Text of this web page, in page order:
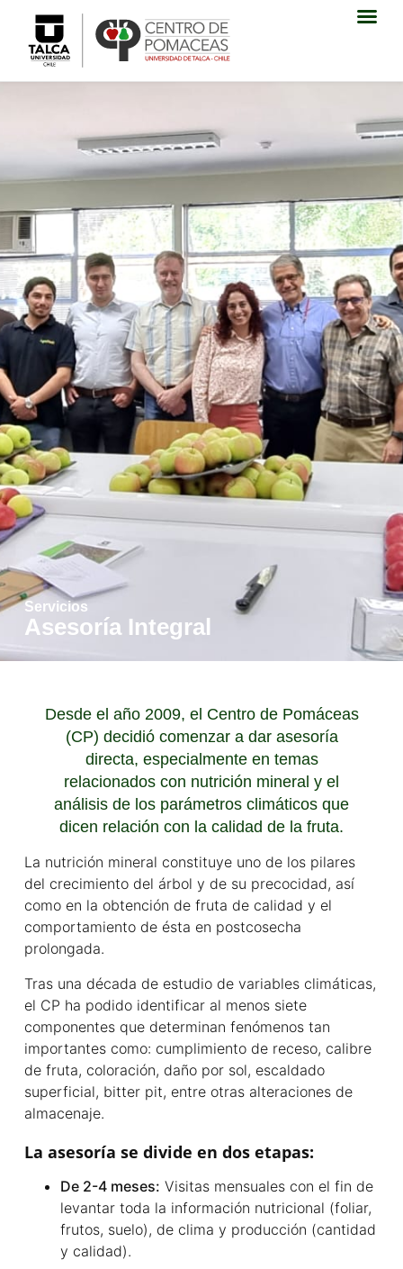
Servicios
Asesoría Integral
Desde el año 2009, el Centro de Pomáceas
(CP) decidió comenzar a dar asesoría
directa, especialmente en temas
relacionados con nutrición mineral y el
análisis de los parámetros climáticos que
dicen relación con la calidad de la fruta.
La nutrición mineral constituye uno de los pilares
del crecimiento del árbol y de su precocidad, así
como en la obtención de fruta de calidad y el
comportamiento de ésta en postcosecha
prolongada.
Tras una década de estudio de variables climáticas,
el CP ha podido identificar al menos siete
componentes que determinan fenómenos tan
importantes como: cumplimiento de receso, calibre
de fruta, coloración, daño por sol, escaldado
superficial, bitter pit, entre otras alteraciones de
almacenaje.
La asesoría se divide en dos etapas:
De 2-4 meses: Visitas mensuales con el fin de
levantar toda la información nutricional (foliar,
frutos, suelo), de clima y producción (cantidad
y calidad).